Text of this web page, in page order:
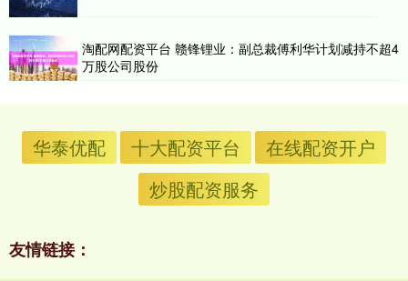
淘配网配资平台 赣锋锂业：副总裁傅利华计划减持不超4
万股公司股份
华泰优配 十大配资平台
在线配资开户
炒股配资服务
友情链接：